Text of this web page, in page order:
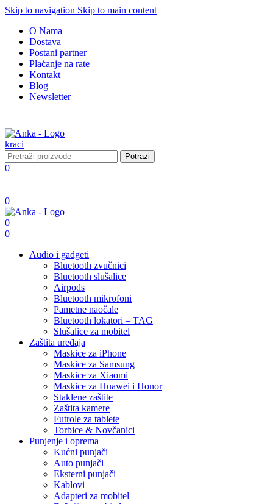
Skip to navigation Skip to main content
O Nama
Dostava
Postani partner
Plaćanje na rate
Kontakt
Blog
Newsletter
Potrazi
0
0
0
0
Audio i gadgeti
Bluetooth zvučnici
Bluetooth slušalice
Airpods
Bluetooth mikrofoni
Pametne naočale
Bluetooth lokatori – TAG
Slušalice za mobitel
Zaštita uređaja
Maskice za iPhone
Maskice za Samsung
Maskice za Xiaomi
Maskice za Huawei i Honor
Staklene zaštite
Zaštita kamere
Futrole za tablete
Torbice & Novčanici
Punjenje i oprema
Kućni punjači
Auto punjači
Eksterni punjači
Kablovi
Adapteri za mobitel